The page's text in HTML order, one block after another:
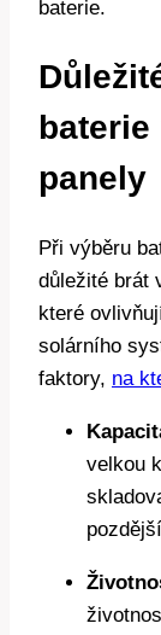
baterie.
panely
Při výběru
důležité brát
které
solárního
faktory, na
velkou